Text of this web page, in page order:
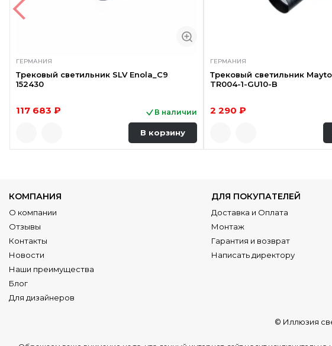
ГЕРМАНИЯ
Трековый светильник SLV Enola_C9
152430
117 683 ₽ В наличии
В корзину
ГЕРМАНИЯ
Трековый светильник
TR004-1-GU10-B
2 290 ₽
КОМПАНИЯ
О компании
Отзывы
Контакты
Новости
Наши преимущества
Блог
Для дизайнеров
ДЛЯ ПОКУПАТЕЛЕЙ
Доставка и Оплата
Монтаж
Гарантия и возврат
Написать директору
© Иллюзия